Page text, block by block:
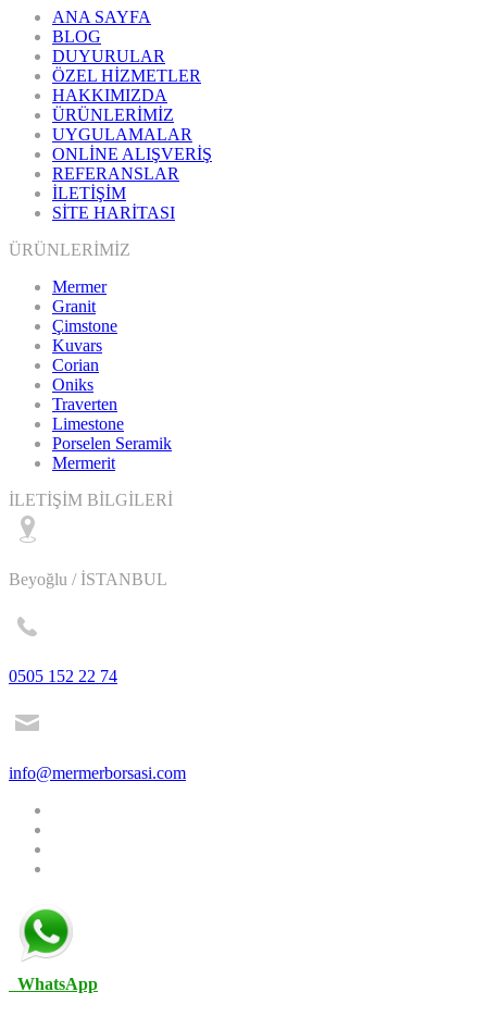
ANA SAYFA
BLOG
DUYURULAR
ÖZEL HİZMETLER
HAKKIMIZDA
ÜRÜNLERİMİZ
UYGULAMALAR
ONLİNE ALIŞVERİŞ
REFERANSLAR
İLETİŞİM
SİTE HARİTASI
ÜRÜNLERİMİZ
Mermer
Granit
Çimstone
Kuvars
Corian
Oniks
Traverten
Limestone
Porselen Seramik
Mermerit
İLETİŞİM BİLGİLERİ
Beyoğlu / İSTANBUL
0505 152 22 74
info@mermerborsasi.com
WhatsApp